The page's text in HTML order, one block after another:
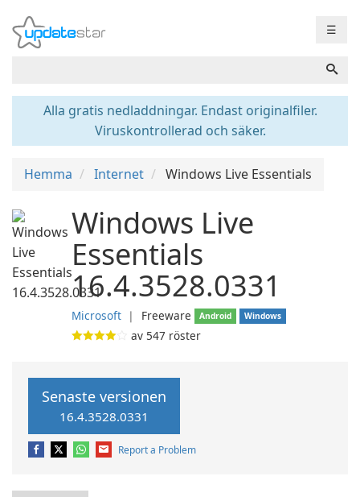
☰
Alla gratis nedladdningar. Endast originalfiler.
Viruskontrollerad och säker.
Hemma Internet Windows Live Essentials
Windows Live
Essentials
16.4.3528.0331
Microsoft ❘ Freeware Android Windows
av 547 röster
Senaste versionen
16.4.3528.0331
Report a Problem